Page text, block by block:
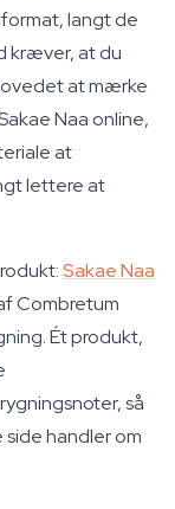
langt de
kræver, at du
at mærke
Naa online,
at
lettere at
Sakae Naa
Combretum
Ét produkt,
så
handler om